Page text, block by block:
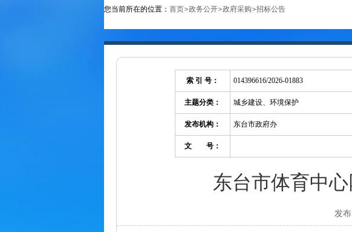
您当前所在的位置： 首页>政务公开>政府采购>招标公告
索 引 号： 014396616/2026-01883
主题分类： 城乡建设、环境保护
发布机构： 东台市政府办
文 号：
东台市体育中
发